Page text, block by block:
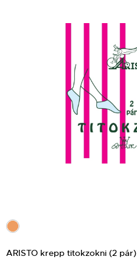
ARISTO krepp titokzokni (2 pár)